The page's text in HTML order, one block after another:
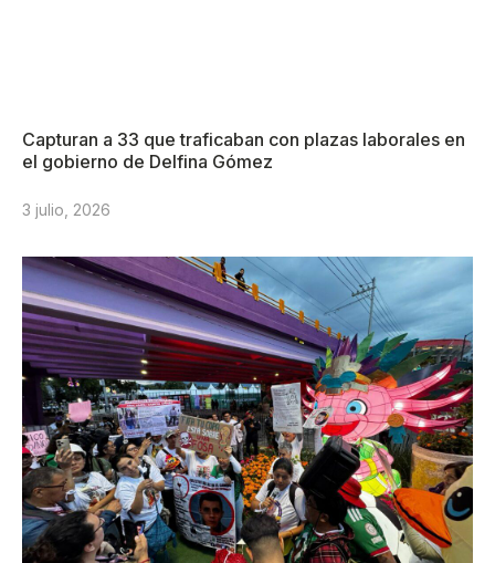
Capturan a 33 que traficaban con plazas laborales en
el gobierno de Delfina Gómez
3 julio, 2026